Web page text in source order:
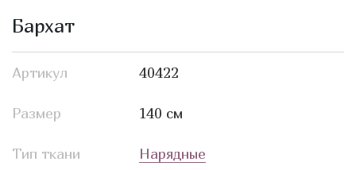
Бархат
Артикул 40422
Размер 140 см
Тип ткани Нарядные